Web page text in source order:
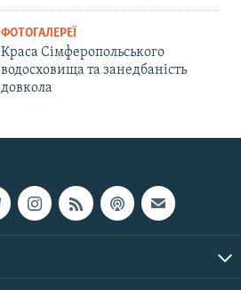
ФОТОГАЛЕРЕЇ
Краса Сімферопольського
водосховища та занедбаність
довкола